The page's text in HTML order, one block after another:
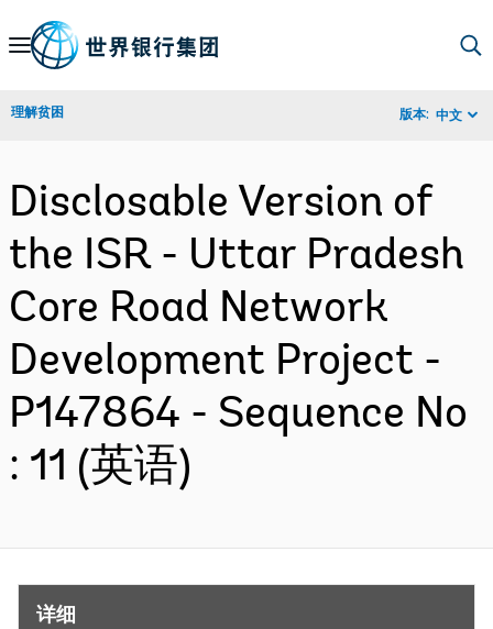
Skip
Navigation
理解贫困 版本: 中文
Disclosable Version of
the ISR - Uttar Pradesh
Core Road Network
Development Project -
P147864 - Sequence No
: 11 (英语)
详细